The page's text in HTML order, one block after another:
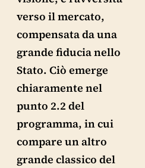
verso il mercato,
compensata da una
grande fiducia nello
Stato. Ciò emerge
chiaramente nel
punto 2.2 del
programma, in cui
compare un altro
grande classico del